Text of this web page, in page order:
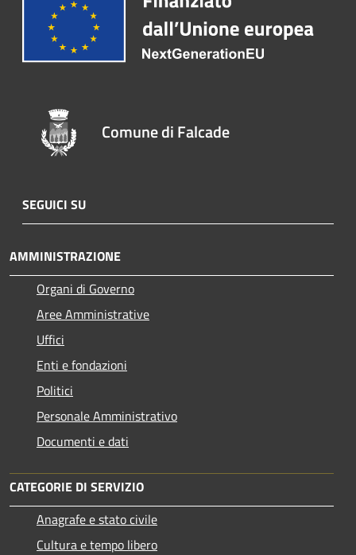
Comune di Falcade
SEGUICI SU
AMMINISTRAZIONE
Organi di Governo
Aree Amministrative
Uffici
Enti e fondazioni
Politici
Personale Amministrativo
Documenti e dati
CATEGORIE DI SERVIZIO
Anagrafe e stato civile
Cultura e tempo libero